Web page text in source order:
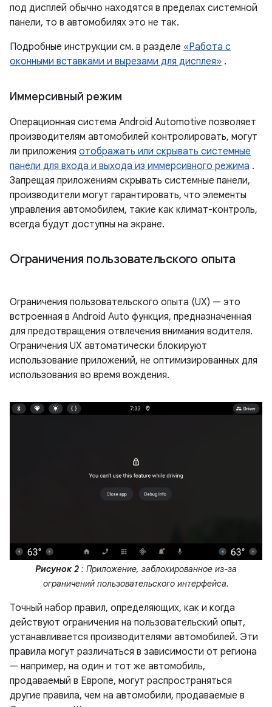
под дисплей обычно находятся в пределах системной
панели, то в автомобилях это не так.
Подробные инструкции см. в разделе «Работа с
оконными вставками и вырезами для дисплея» .
Иммерсивный режим
Операционная система Android Automotive позволяет
производителям автомобилей контролировать, могут
ли приложения отображать или скрывать системные
панели для входа и выхода из иммерсивного режима .
Запрещая приложениям скрывать системные панели,
производители могут гарантировать, что элементы
управления автомобилем, такие как климат-контроль,
всегда будут доступны на экране.
Ограничения пользовательского опыта
Ограничения пользовательского опыта (UX) — это
встроенная в Android Auto функция, предназначенная
для предотвращения отвлечения внимания водителя.
Ограничения UX автоматически блокируют
использование приложений, не оптимизированных для
использования во время вождения.
Рисунок 2 : Приложение, заблокированное из-за
ограничений пользовательского интерфейса.
Точный набор правил, определяющих, как и когда
действуют ограничения на пользовательский опыт,
устанавливается производителями автомобилей. Эти
правила могут различаться в зависимости от региона
— например, на один и тот же автомобиль,
продаваемый в Европе, могут распространяться
другие правила, чем на автомобили, продаваемые в